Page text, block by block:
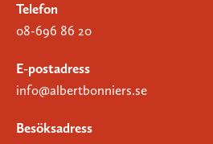
Telefon
08-696 86 20
E-postadress
info@albertbonniers.se
Besöksadress